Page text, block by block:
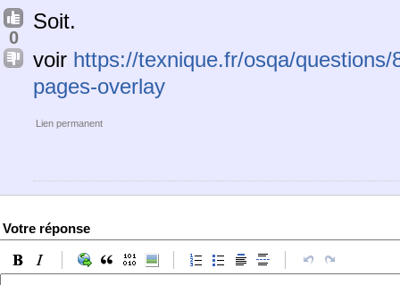
0
Soit.
voir https://texnique.fr/osqa/
pages-overlay
Lien permanent
Votre réponse